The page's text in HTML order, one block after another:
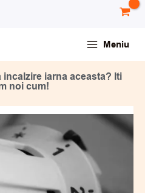
Meniu
iarna aceasta? Iti
noi cum!